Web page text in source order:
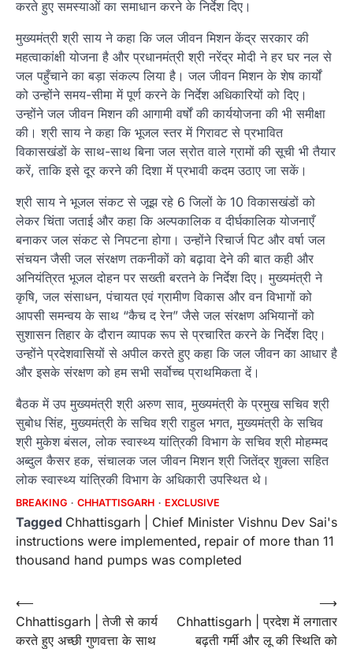
करते हुए समस्याओं का समाधान करने के निर्देश दिए।
मुख्यमंत्री श्री साय ने कहा कि जल जीवन मिशन केंद्र सरकार की
महत्वाकांक्षी योजना है और प्रधानमंत्री श्री नरेंद्र मोदी ने हर घर नल से
जल पहुँचाने का बड़ा संकल्प लिया है। जल जीवन मिशन के शेष कार्यों
को उन्होंने समय-सीमा में पूर्ण करने के निर्देश अधिकारियों को दिए।
उन्होंने जल जीवन मिशन की आगामी वर्षों की कार्ययोजना की भी समीक्षा
की। श्री साय ने कहा कि भूजल स्तर में गिरावट से प्रभावित
विकासखंडों के साथ-साथ बिना जल स्रोत वाले ग्रामों की सूची भी तैयार
करें, ताकि इसे दूर करने की दिशा में प्रभावी कदम उठाए जा सकें।
श्री साय ने भूजल संकट से जूझ रहे 6 जिलों के 10 विकासखंडों को
लेकर चिंता जताई और कहा कि अल्पकालिक व दीर्घकालिक योजनाएँ
बनाकर जल संकट से निपटना होगा। उन्होंने रिचार्ज पिट और वर्षा जल
संचयन जैसी जल संरक्षण तकनीकों को बढ़ावा देने की बात कही और
अनियंत्रित भूजल दोहन पर सख्ती बरतने के निर्देश दिए। मुख्यमंत्री ने
कृषि, जल संसाधन, पंचायत एवं ग्रामीण विकास और वन विभागों को
आपसी समन्वय के साथ “कैच द रेन” जैसे जल संरक्षण अभियानों को
सुशासन तिहार के दौरान व्यापक रूप से प्रचारित करने के निर्देश दिए।
उन्होंने प्रदेशवासियों से अपील करते हुए कहा कि जल जीवन का आधार है
और इसके संरक्षण को हम सभी सर्वोच्च प्राथमिकता दें।
बैठक में उप मुख्यमंत्री श्री अरुण साव, मुख्यमंत्री के प्रमुख सचिव श्री
सुबोध सिंह, मुख्यमंत्री के सचिव श्री राहुल भगत, मुख्यमंत्री के सचिव
श्री मुकेश बंसल, लोक स्वास्थ्य यांत्रिकी विभाग के सचिव श्री मोहम्मद
अब्दुल कैसर हक, संचालक जल जीवन मिशन श्री जितेंद्र शुक्ला सहित
लोक स्वास्थ्य यांत्रिकी विभाग के अधिकारी उपस्थित थे।
BREAKING CHHATTISGARH EXCLUSIVE
Tagged Chhattisgarh | Chief Minister Vishnu Dev Sai's
instructions were implemented, repair of more than 11
thousand hand pumps was completed
Post
navigation
⟵
Chhattisgarh | तेजी से कार्य
करते हुए अच्छी गुणवत्ता के साथ
Chhattisgarh | प्रदेश में लगातार
बढ़ती गर्मी और लू की स्थिति को
⟶